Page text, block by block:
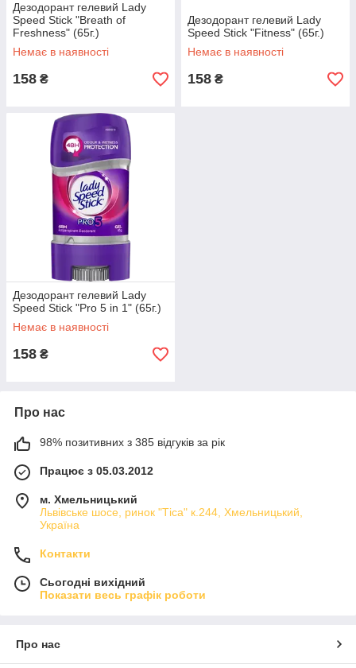
Дезодорант гелевий Lady
Speed Stick "Breath of
Freshness" (65г.)
Немає в наявності
158 ₴
Дезодорант гелевий Lady
Speed Stick "Fitness" (65г.)
Немає в наявності
158 ₴
Дезодорант гелевий Lady
Speed Stick "Pro 5 in 1" (65г.)
Немає в наявності
158 ₴
Про нас
98% позитивних з 385 відгуків за рік
Працює з 05.03.2012
м. Хмельницький
Львівське шосе, ринок "Тіса" к.244, Хмельницький,
Україна
Контакти
Сьогодні вихідний
Показати весь графік роботи
Про нас